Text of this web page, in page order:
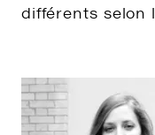
différents selon